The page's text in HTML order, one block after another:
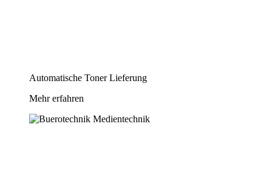
Automatische Toner Lieferung
Mehr erfahren